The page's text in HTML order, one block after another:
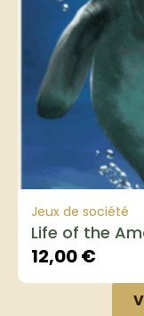
Jeux de société
Life of the
12,00€